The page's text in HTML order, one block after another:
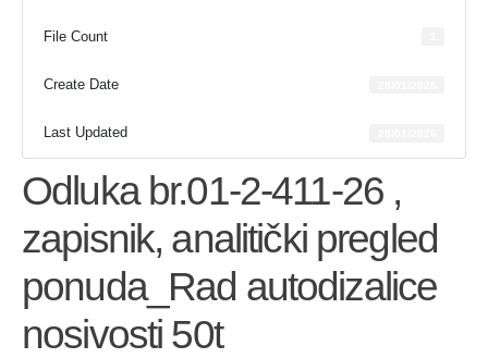
File Count
Create Date
Last Updated
Odluka br.01-2-411-26 ,
zapisnik, analitički pregled
ponuda_Rad autodizalice
nosivosti 50t